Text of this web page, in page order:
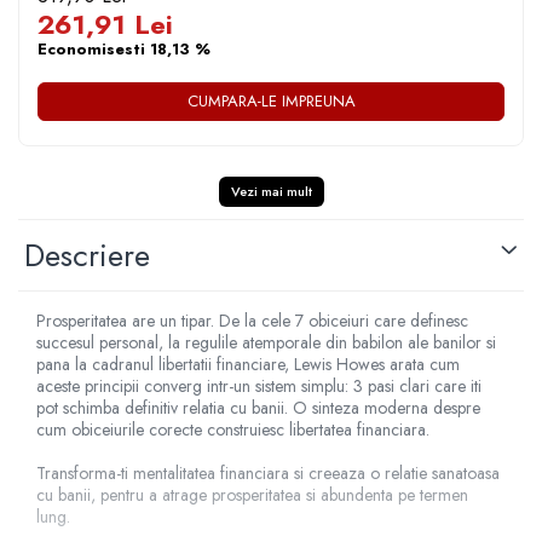
261,91 Lei
Economisesti 18,13 %
CUMPARA-LE IMPREUNA
Vezi mai mult
Descriere
Prosperitatea are un tipar. De la cele 7 obiceiuri care definesc
succesul personal, la regulile atemporale din babilon ale banilor si
pana la cadranul libertatii financiare, Lewis Howes arata cum
aceste principii converg intr-un sistem simplu: 3 pasi clari care iti
pot schimba definitiv relatia cu banii. O sinteza moderna despre
cum obiceiurile corecte construiesc libertatea financiara.
Transforma-ti mentalitatea financiara si creeaza o relatie sanatoasa
cu banii, pentru a atrage prosperitatea si abundenta pe termen
lung.